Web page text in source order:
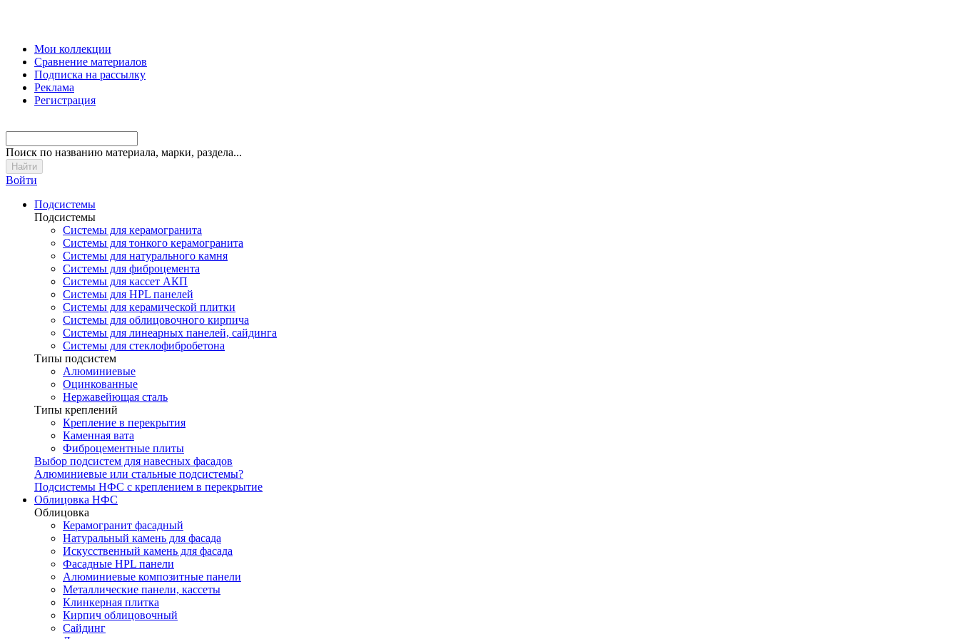
Мои коллекции
Сравнение материалов
Подписка на рассылку
Реклама
Регистрация
Поиск по названию материала, марки, раздела...
Войти
Подсистемы
Подсистемы
Системы для керамогранита
Системы для тонкого керамогранита
Системы для натурального камня
Системы для фиброцемента
Системы для кассет АКП
Системы для HPL панелей
Системы для керамической плитки
Системы для облицовочного кирпича
Системы для линеарных панелей, сайдинга
Системы для стеклофибробетона
Типы подсистем
Алюминиевые
Оцинкованные
Нержавейющая сталь
Типы креплений
Крепление в перекрытия
Каменная вата
Фиброцементные плиты
Выбор подсистем для навесных фасадов
Алюминиевые или стальные подсистемы?
Подсистемы НФС с креплением в перекрытие
Облицовка НФС
Облицовка
Керамогранит фасадный
Натуральный камень для фасада
Искусственный камень для фасада
Фасадные HPL панели
Алюминиевые композитные панели
Металлические панели, кассеты
Клинкерная плитка
Кирпич облицовочный
Сайдинг